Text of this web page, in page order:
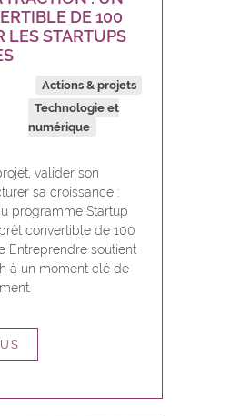
DE 100
LES STARTUPS
Actions & projets
Technologie et
numérique
valider son
sa croissance :
programme Startup
convertible de 100
Entreprendre soutient
à un moment clé de